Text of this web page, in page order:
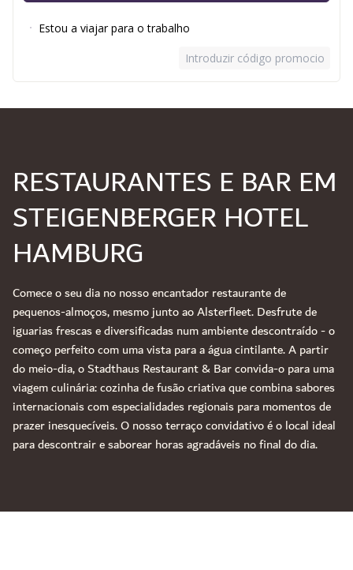
Estou a viajar para o trabalho
Introduzir código promocional
RESTAURANTES E BAR EM
STEIGENBERGER HOTEL
HAMBURG
Comece o seu dia no nosso encantador restaurante de
pequenos-almoços, mesmo junto ao Alsterfleet. Desfrute de
iguarias frescas e diversificadas num ambiente descontraído - o
começo perfeito com uma vista para a água cintilante. A partir
do meio-dia, o Stadthaus Restaurant & Bar convida-o para uma
viagem culinária: cozinha de fusão criativa que combina sabores
internacionais com especialidades regionais para momentos de
prazer inesquecíveis. O nosso terraço convidativo é o local ideal
para descontrair e saborear horas agradáveis no final do dia.